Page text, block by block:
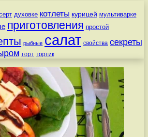
духовке котлеты курицей мультиварке
приготовления простой
рыбные салат свойства секреты
торт тортик